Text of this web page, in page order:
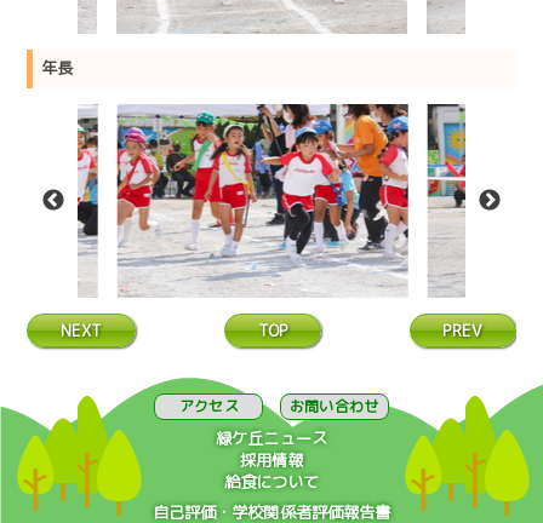
年長
NEXT TOP PREV
アクセス お問い合わせ
緑ケ丘ニュース
採用情報
給食について
自己評価・学校関係者評価報告書